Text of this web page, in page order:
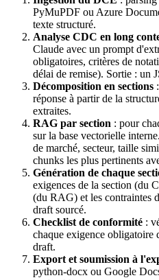
PyMuPDF ou Azure
texte structuré.
Analyse CDC en long
Claude avec un prompt
obligatoires, critères de
délai de remise). Sortie : un
Décomposition en sections
réponse à partir de la
extraites.
RAG par section : pour
sur la base vectorielle
de marché, secteur, taille
chunks les plus pertinents
Génération de chaque
exigences de la section (du
(du RAG) et les contraintes
draft sourcé.
Checklist de conformité :
chaque exigence obligatoire
draft.
Export et soumission à
python-docx ou Google